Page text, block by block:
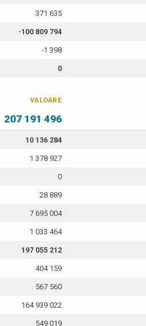
371 635
-100 809 794
-1 398
0
VALOARE
207 191 496
10 136 284
1 378 927
0
28 889
7 695 004
1 033 464
197 055 212
404 159
567 560
164 939 022
549 019